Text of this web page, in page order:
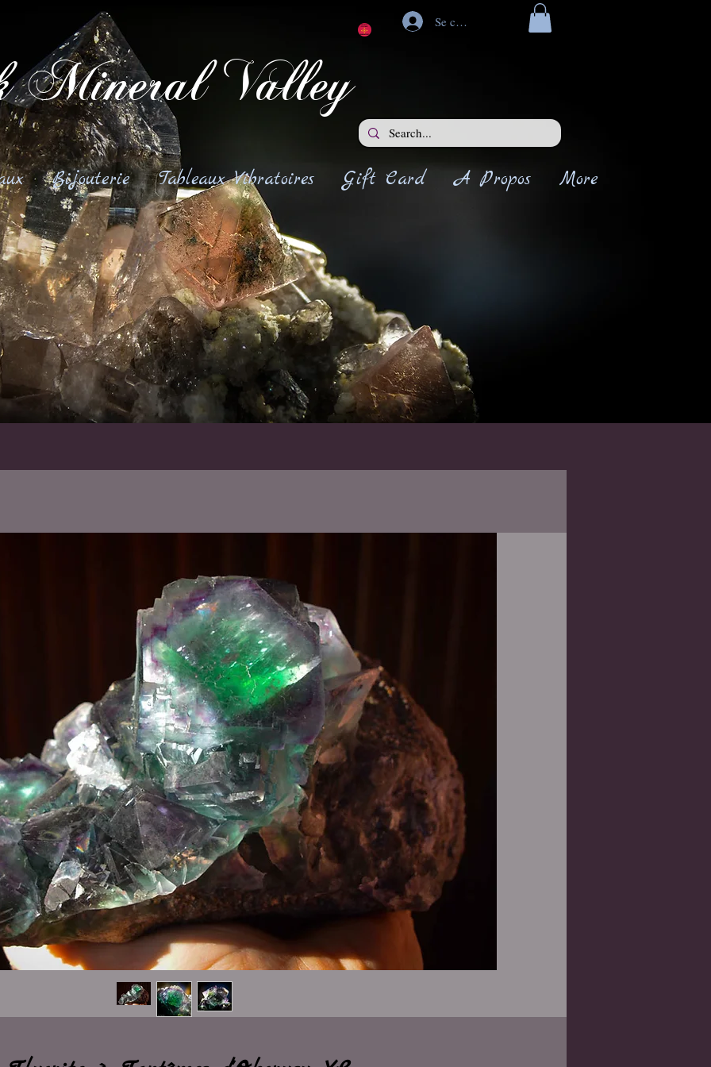
Se connecter
Bijouterie Tableaux Vibratoires Gift Card A Propos More
Valley